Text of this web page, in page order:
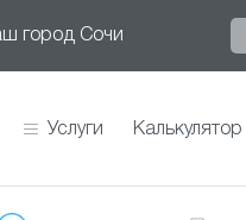
город Сочи
Услуги Калькулятор